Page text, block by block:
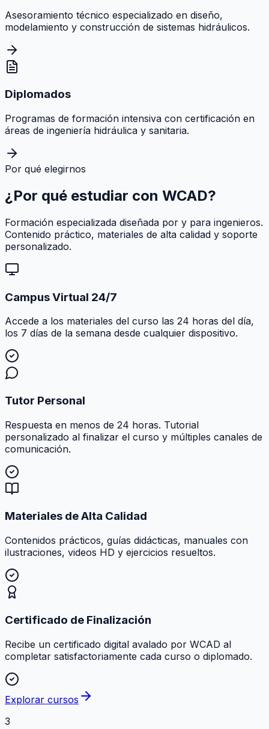
Asesoramiento técnico especializado en diseño,
modelamiento y construcción de sistemas hidráulicos.
Diplomados
Programas de formación intensiva con certificación en
áreas de ingeniería hidráulica y sanitaria.
Por qué elegirnos
¿Por qué estudiar con WCAD?
Formación especializada diseñada por y para ingenieros.
Contenido práctico, materiales de alta calidad y soporte
personalizado.
Campus Virtual 24/7
Accede a los materiales del curso las 24 horas del día,
los 7 días de la semana desde cualquier dispositivo.
Tutor Personal
Respuesta en menos de 24 horas. Tutorial
personalizado al finalizar el curso y múltiples canales de
comunicación.
Materiales de Alta Calidad
Contenidos prácticos, guías didácticas, manuales con
ilustraciones, videos HD y ejercicios resueltos.
Certificado de Finalización
Recibe un certificado digital avalado por WCAD al
completar satisfactoriamente cada curso o diplomado.
Explorar cursos
3